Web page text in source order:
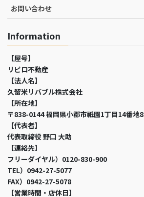
お問い合わせ
Information
【屋号】
リビロ不動産
【法人名】
久留米リバブル株式会社
【所在地】
〒838-0144 福岡県小郡市祇園1丁目14番地8
【代表者】
代表取締役 野口 大助
【連絡先】
フリーダイヤル）0120-830-900
TEL）0942-27-5077
FAX）0942-27-5078
【営業時間・店休日】